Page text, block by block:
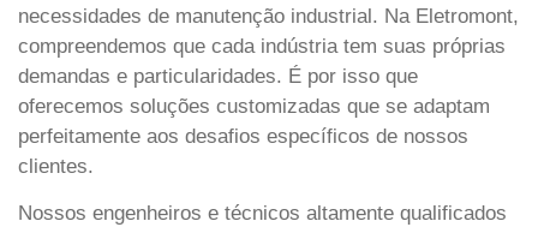
necessidades de manutenção industrial. Na Eletromont,
compreendemos que cada indústria tem suas próprias
demandas e particularidades. É por isso que
oferecemos soluções customizadas que se adaptam
perfeitamente aos desafios específicos de nossos
clientes.
Nossos engenheiros e técnicos altamente qualificados